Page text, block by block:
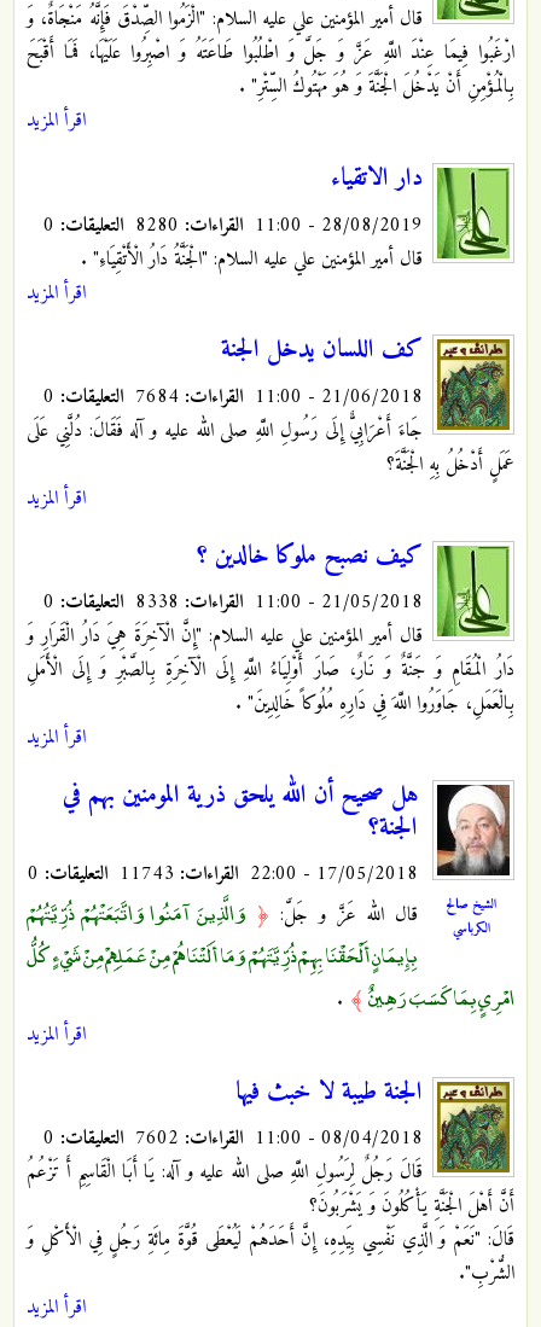
قال أمير المؤمنين علي عليه السلام: "الْزَمُوا الصِّدْقَ فَإِنَّهُ مَنْجَاةٌ، وَ
ارْغَبُوا فِيمَا عِنْدَ اللَّهِ عَزَّ وَ جَلَّ وَ اطْلُبُوا طَاعَتَهُ وَ اصْبِرُوا عَلَيْهَا، فَمَا أَقْبَحَ
بِالْمُؤْمِنِ أَنْ يَدْخُلَ الْجَنَّةَ وَ هُوَ مَهْتُوكُ السِّتْرِ" .
اقرأ المزيد
دار الاتقياء
28/08/2019 - 11:00 القراءات: التعليقات:
قال أمير المؤمنين علي عليه السلام: "الْجَنَّةُ دَارُ الْأَتْقِيَاءِ" .
اقرأ المزيد
كف اللسان يدخل الجنة
21/06/2018 - 11:00 القراءات: التعليقات:
جَاءَ أَعْرَابِيٌّ إِلَى رَسُولِ اللَّهِ صلى الله عليه و آله فَقَالَ: دُلَّنِي عَلَى
عَمَلٍ أَدْخُلُ بِهِ الْجَنَّةَ؟
اقرأ المزيد
كيف نصبح ملوكا خالدين ؟
21/05/2018 - 11:00 القراءات: التعليقات:
قال أمير المؤمنين علي عليه السلام: "إِنَّ الْآخِرَةَ هِيَ دَارُ الْقَرَارِ وَ
دَارُ الْمُقَامِ وَ جَنَّةٌ وَ نَارٌ، صَارَ أَوْلِيَاءُ اللَّهِ إِلَى الْآخِرَةِ بِالصَّبْرِ وَ إِلَى الْأَمَلِ
بِالْعَمَلِ، جَاوَرُوا اللَّهَ فِي دَارِهِ مُلُوكاً خَالِدِينَ" .
اقرأ المزيد
الشيخ صالح
الكرباسي
هل صحيح أن الله يلحق ذرية المومنين بهم في
الجنة؟
17/05/2018 - 22:00 القراءات: التعليقات:
قال الله عَزَّ و جَلَّ: ﴿ وَالَّذِينَ آمَنُوا وَاتَّبَعَتْهُمْ ذُرِّيَّتُهُمْ
بِإِيمَانٍ أَلْحَقْنَا بِهِمْ ذُرِّيَّتَهُمْ وَمَا أَلَتْنَاهُمْ مِنْ عَمَلِهِمْ مِنْ شَيْءٍ كُلُّ
امْرِئٍ بِمَا كَسَبَ رَهِينٌ ﴾ .
اقرأ المزيد
الجنة طيبة لا خبث فيها
08/04/2018 - 11:00 القراءات: التعليقات:
قَالَ رَجُلٌ لِرَسُولِ اللَّهِ صلى الله عليه و آله: يَا أَبَا الْقَاسِمِ أَ تَزْعُمُ
أَنَّ أَهْلَ الْجَنَّةِ يَأْكُلُونَ وَ يَشْرَبُونَ؟
قَالَ: "نَعَمْ وَ الَّذِي نَفْسِي بِيَدِهِ، إِنَّ أَحَدَهُمْ لَيُعْطَى قُوَّةَ مِائَةِ رَجُلٍ فِي الْأَكْلِ وَ
الشُّرْبِ".
اقرأ المزيد